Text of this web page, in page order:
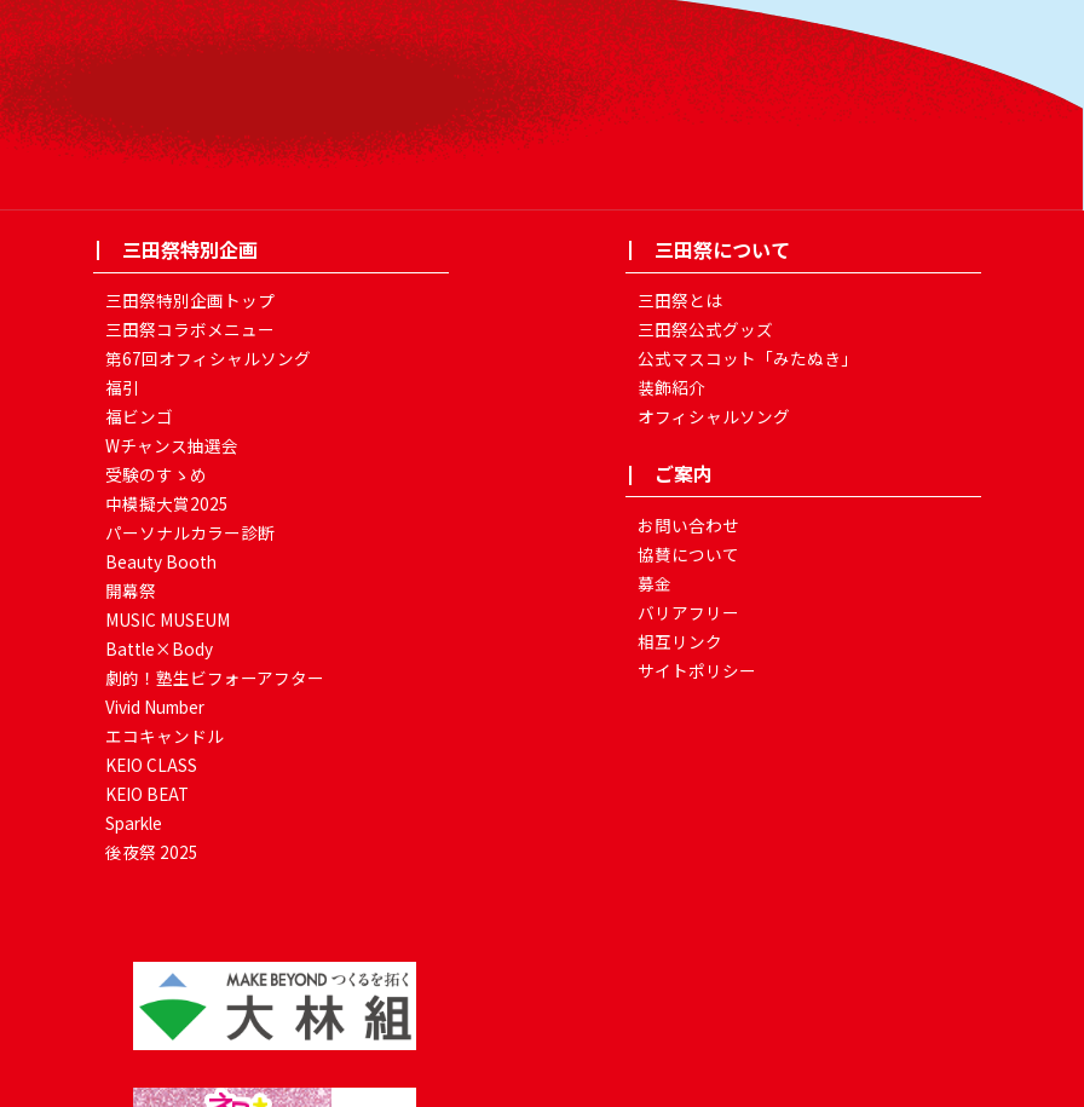
三田祭特別企画
三田祭特別企画トップ
三田祭コラボメニュー
第67回オフィシャルソング
福引
福ビンゴ
Wチャンス抽選会
受験のすゝめ
中模擬大賞2025
パーソナルカラー診断
Beauty Booth
開幕祭
MUSIC MUSEUM
Battle×Body
劇的！塾生ビフォーアフター
Vivid Number
エコキャンドル
KEIO CLASS
KEIO BEAT
Sparkle
後夜祭 2025
三田祭について
三田祭とは
三田祭公式グッズ
公式マスコット「みたぬき」
装飾紹介
オフィシャルソング
ご案内
お問い合わせ
協賛について
募金
バリアフリー
相互リンク
サイトポリシー